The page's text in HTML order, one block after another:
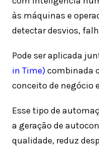
às máquinas e
detectar desvios,
Pode ser aplicada
in Time)combinada
conceito de negócio
Esse tipo de
a geração de
qualidade, reduz